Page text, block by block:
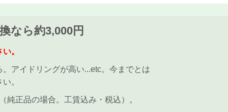
なら約3,000円
。
アイドリングが高い...etc。今までとは
。
純正品の場合。工賃込み・税込）。